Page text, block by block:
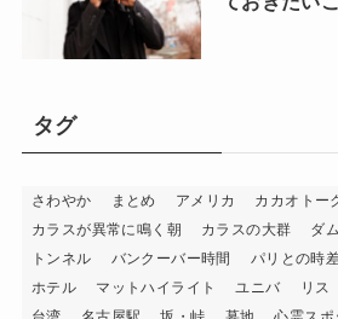
タグ
さわやか まとめ アメリカ カカオトー
カラスが異常に鳴く朝
カラスの大群 ダム
トンネル
バンクーバー時間 パリとの時
ホテル
マットハイライト ユニバ リス